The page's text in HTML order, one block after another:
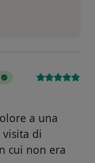
a una
di
cui non era